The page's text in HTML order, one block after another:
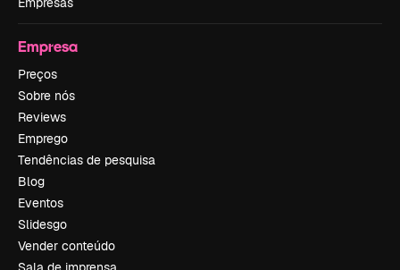
Empresa
Preços
Sobre nós
Reviews
Emprego
Tendências de pesquisa
Blog
Eventos
Slidesgo
Vender conteúdo